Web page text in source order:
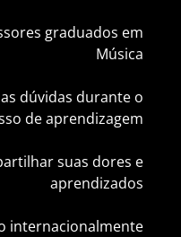
graduados em
Música
dúvidas durante o
de aprendizagem
suas dores e
aprendizados
internacionalmente